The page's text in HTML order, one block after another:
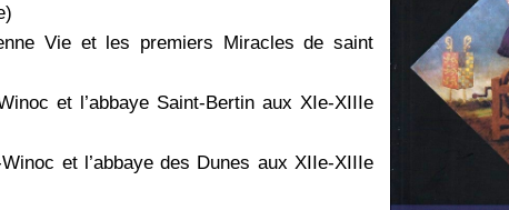
Vie et les premiers Miracles de saint
et l’abbaye Saint-Bertin aux XIe-XIIIe
et l’abbaye des Dunes aux XIIe-XIIIe